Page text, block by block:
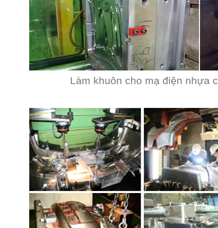
Làm khuôn cho mạ điện nhựa